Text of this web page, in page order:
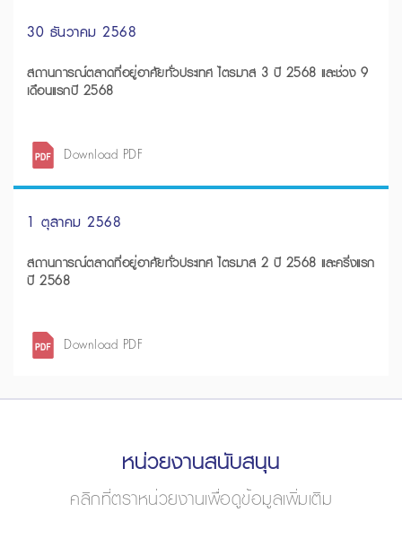
30 ธันวาคม 2568
สถานการณ์ตลาดที่อยู่อาศัยทั่วประเทศ ไตรมาส 3 ปี 2568 และช่วง 9
เดือนแรกปี 2568
Download PDF
1 ตุลาคม 2568
สถานการณ์ตลาดที่อยู่อาศัยทั่วประเทศ ไตรมาส 2 ปี 2568 และครึ่งแรก
ปี 2568
Download PDF
หน่วยงานสนับสนุน
คลิกที่ตราหน่วยงานเพื่อดูข้อมูลเพิ่มเติม